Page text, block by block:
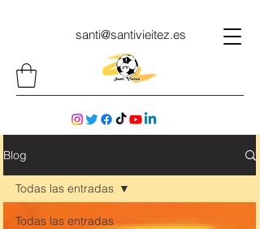
santi@santivieitez.es
Blog
Todas las entradas
Todas las entradas